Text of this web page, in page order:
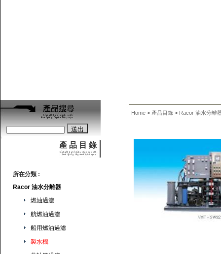
Home > 產品目錄 > Racor 油水分離
產 品 目 錄
所在分類 :
Racor 油水分離器
燃油過濾
航燃油過濾
船用燃油過濾
製水機